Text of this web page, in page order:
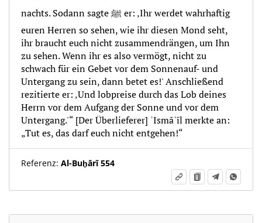
nachts. Sodann sagte ﷺ er: ‚Ihr werdet wahrhaftig
euren Herren so sehen, wie ihr diesen Mond seht,
ihr braucht euch nicht zusammendrängen, um Ihn
zu sehen. Wenn ihr es also vermögt, nicht zu
schwach für ein Gebet vor dem Sonnenauf- und
Untergang zu sein, dann betet es!' Anschließend
rezitierte er: ‚Und lobpreise durch das Lob deines
Herrn vor dem Aufgang der Sonne und vor dem
Untergang.'“ [Der Überlieferer] ʾIsmāʿīl merkte an:
„Tut es, das darf euch nicht entgehen!“
Referenz: Al-Buḫārī 554